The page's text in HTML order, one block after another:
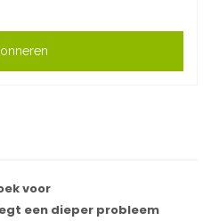
voor
een dieper probleem